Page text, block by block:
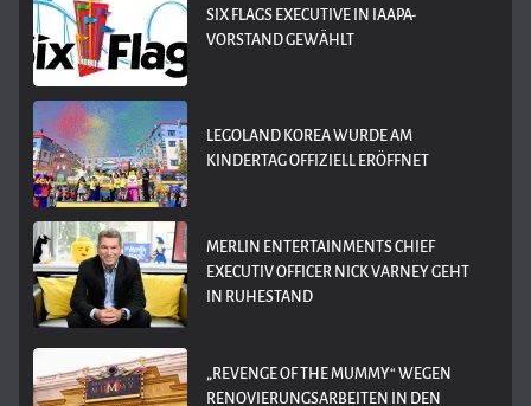
SIX FLAGS EXECUTIVE IN IAAPA-
VORSTAND GEWÄHLT
LEGOLAND KOREA WURDE AM
KINDERTAG OFFIZIELL ERÖFFNET
MERLIN ENTERTAINMENTS CHIEF
EXECUTIV OFFICER NICK VARNEY GEHT
IN RUHESTAND
„REVENGE OF THE MUMMY“ WEGEN
RENOVIERUNGSARBEITEN IN DEN